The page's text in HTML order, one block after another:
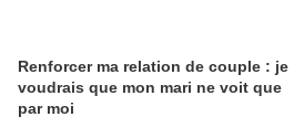
Renforcer ma relation de couple : je
voudrais que mon mari ne voit que
par moi